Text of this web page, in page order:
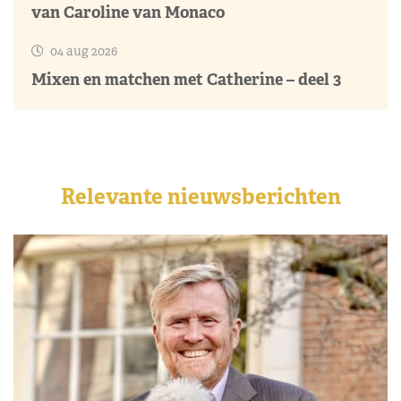
van Caroline van Monaco
04 aug 2026
Mixen en matchen met Catherine – deel 3
Relevante nieuwsberichten